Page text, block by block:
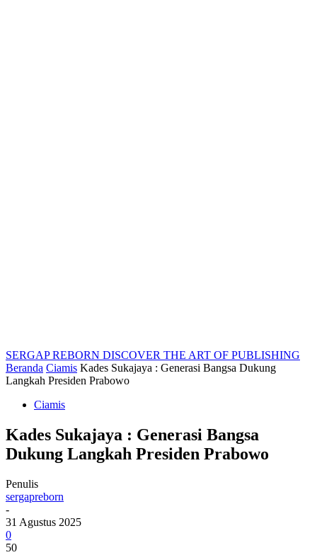
SERGAP REBORN DISCOVER THE ART OF PUBLISHING
Beranda Ciamis Kades Sukajaya : Generasi Bangsa Dukung
Langkah Presiden Prabowo
Ciamis
Kades Sukajaya : Generasi Bangsa
Dukung Langkah Presiden Prabowo
Penulis
sergapreborn
-
31 Agustus 2025
0
50